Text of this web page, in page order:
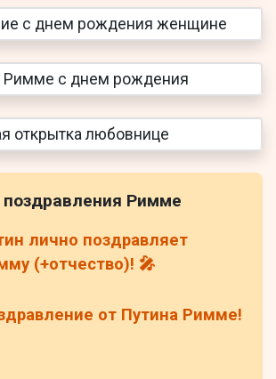
Римме
лично поздравляет
(+отчество)! 🎤
от Путина Римме!